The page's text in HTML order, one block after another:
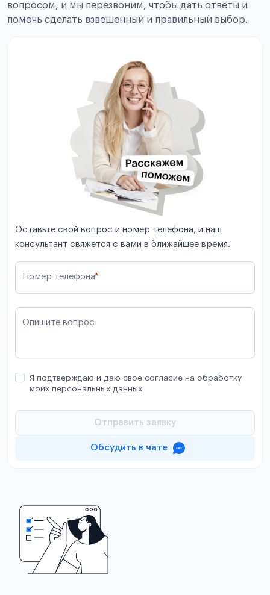
вопросом, и мы перезвоним, чтобы дать ответы и
помочь сделать взвешенный и правильный выбор.
Оставьте свой вопрос и номер телефона, и наш
консультант свяжется с вами в ближайшее время.
Номер телефона*
Опишите вопрос
Я подтверждаю и даю свое согласие на обработку
моих персональных данных
Отправить заявку
Обсудить в чате